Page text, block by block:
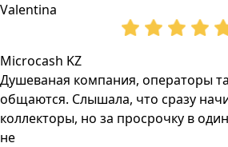
Valentina
Microcash KZ
Душеваная компания, операторы
общаются. Слышала, что сразу
коллекторы, но за просрочку в
не